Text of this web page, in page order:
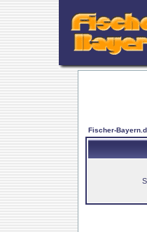
Fischer-